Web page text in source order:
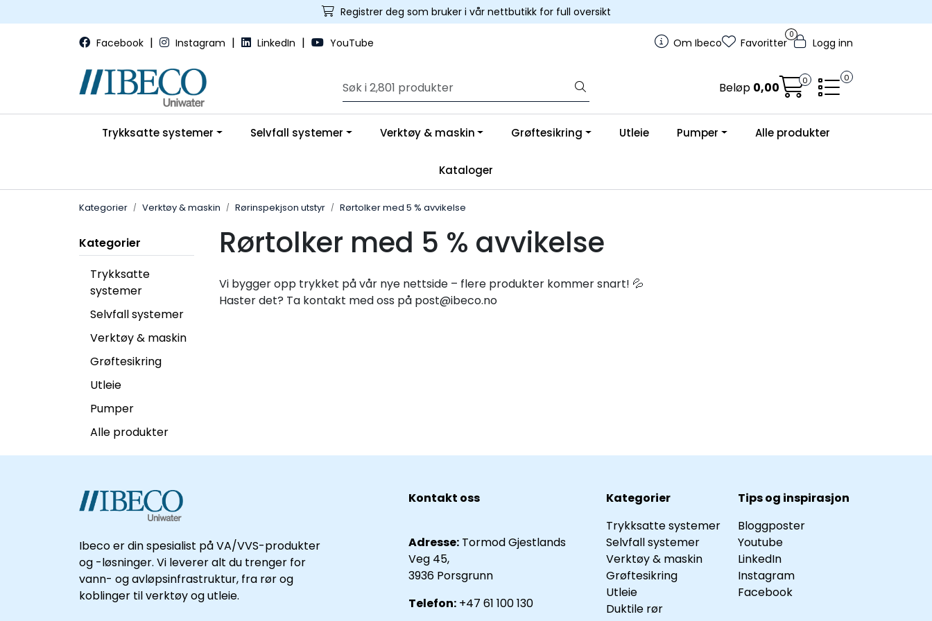
Registrer deg som bruker i vår nettbutikk for full oversikt
Facebook | Instagram | LinkedIn | YouTube Om Ibeco
0
Favoritter Logg inn
Beløp 0,00 0 0
Trykksatte systemer Selvfall systemer Verktøy & maskin Grøftesikring Utleie Pumper Alle produkter
Kataloger
Kategorier Verktøy & maskin Rørinspekjson utstyr Rørtolker med 5 % avvikelse
Kategorier
Trykksatte
systemer
Selvfall systemer
Verktøy & maskin
Grøftesikring
Utleie
Pumper
Alle produkter
Rørtolker med 5 % avvikelse
Vi bygger opp trykket på vår nye nettside – flere produkter kommer snart! 💦
Haster det? Ta kontakt med oss på post@ibeco.no
Ibeco er din spesialist på VA/VVS-produkter
og -løsninger. Vi leverer alt du trenger for
vann- og avløpsinfrastruktur, fra rør og
koblinger til verktøy og utleie.
Kontakt oss
Adresse: Tormod Gjestlands
Veg 45,
3936 Porsgrunn
Telefon: +47 61 100 130
Kategorier
Trykksatte systemer
Selvfall systemer
Verktøy & maskin
Grøftesikring
Utleie
Duktile rør
Tips og inspirasjon
Bloggposter
Youtube
LinkedIn
Instagram
Facebook